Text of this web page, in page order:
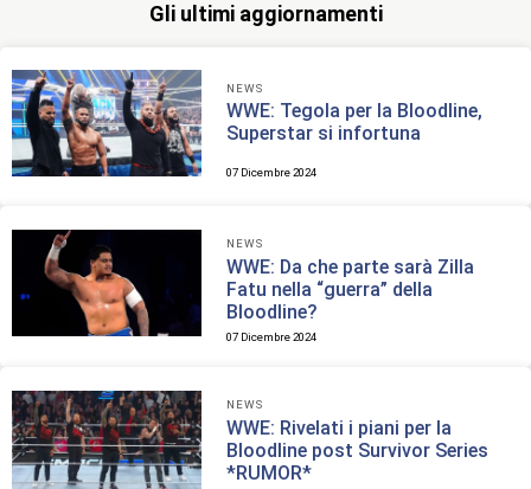
Gli ultimi aggiornamenti
NEWS
WWE: Tegola per la Bloodline,
Superstar si infortuna
07 Dicembre 2024
NEWS
WWE: Da che parte sarà Zilla
Fatu nella “guerra” della
Bloodline?
07 Dicembre 2024
NEWS
WWE: Rivelati i piani per la
Bloodline post Survivor Series
*RUMOR*